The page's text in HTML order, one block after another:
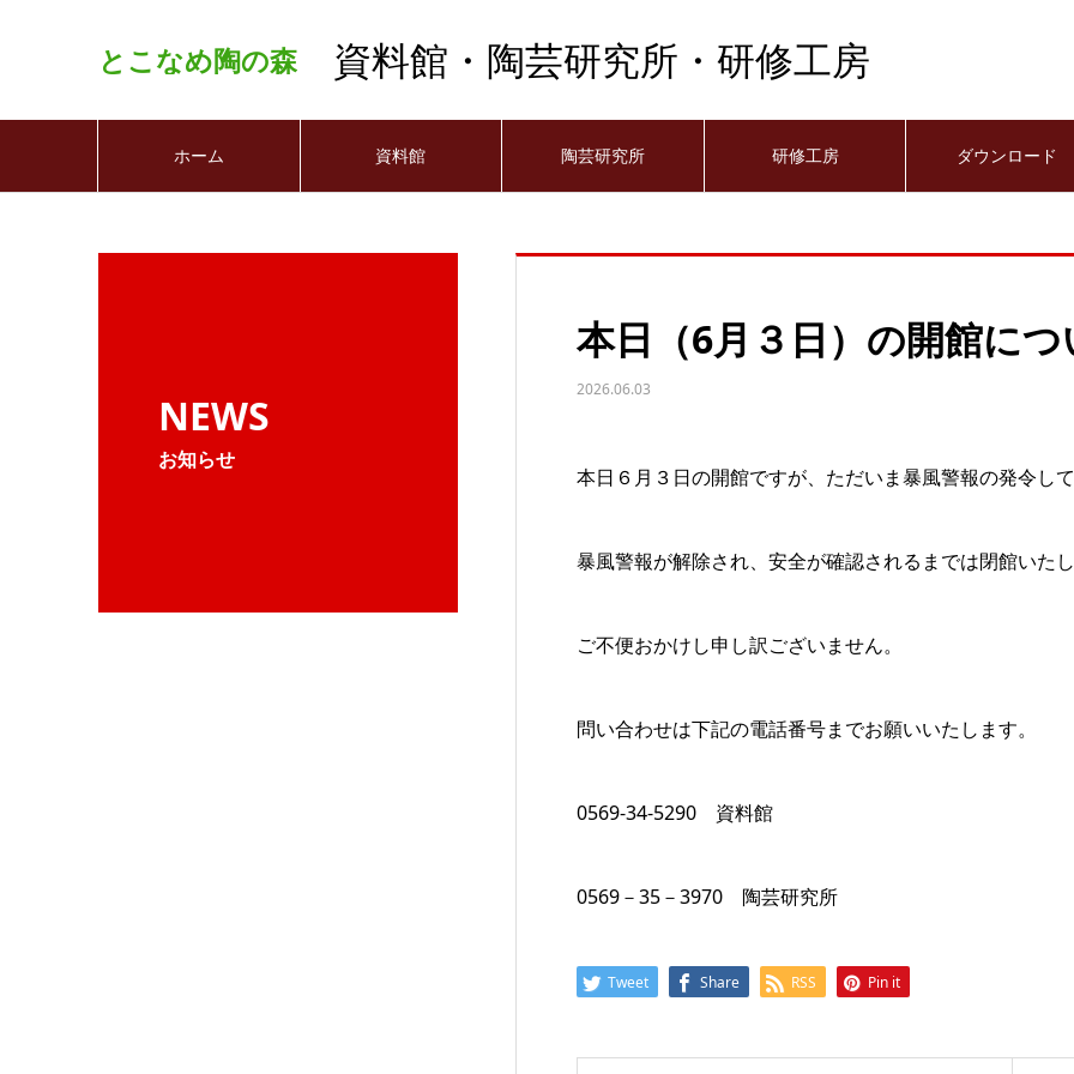
とこなめ陶の森 資料館・陶芸研究所・研修工房
ホーム 資料館 陶芸研究所 研修工房 ダウンロード
NEWS
お知らせ
本日（6月３日）の開館に
2026.06.03
本日６月３日の開館ですが、ただいま暴風警報の発令し
暴風警報が解除され、安全が確認されるまでは閉館いた
ご不便おかけし申し訳ございません。
問い合わせは下記の電話番号までお願いいたします。
0569-34-5290 資料館
0569－35－3970 陶芸研究所
Tweet Share RSS Pin it